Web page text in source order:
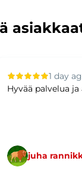
1 day
Hyvää palvelua
juha